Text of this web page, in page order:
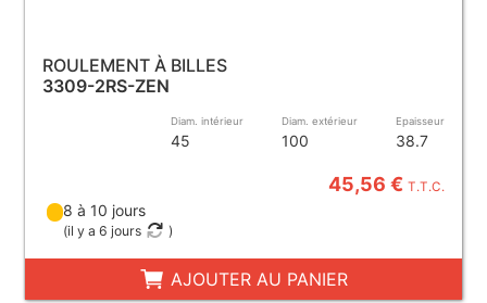
ROULEMENT À BILLES
3309-2RS-ZEN
Diam. intérieur
45
Diam. extérieur
100
Epaisseur
38.7
45,56 €T.T.C.
8 à 10 jours
(il y a 6 jours )
AJOUTER AU PANIER